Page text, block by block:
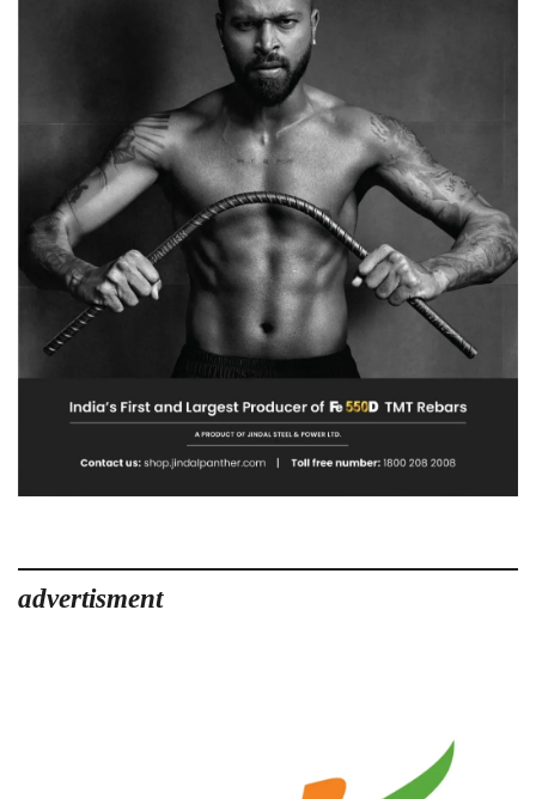
advertisment